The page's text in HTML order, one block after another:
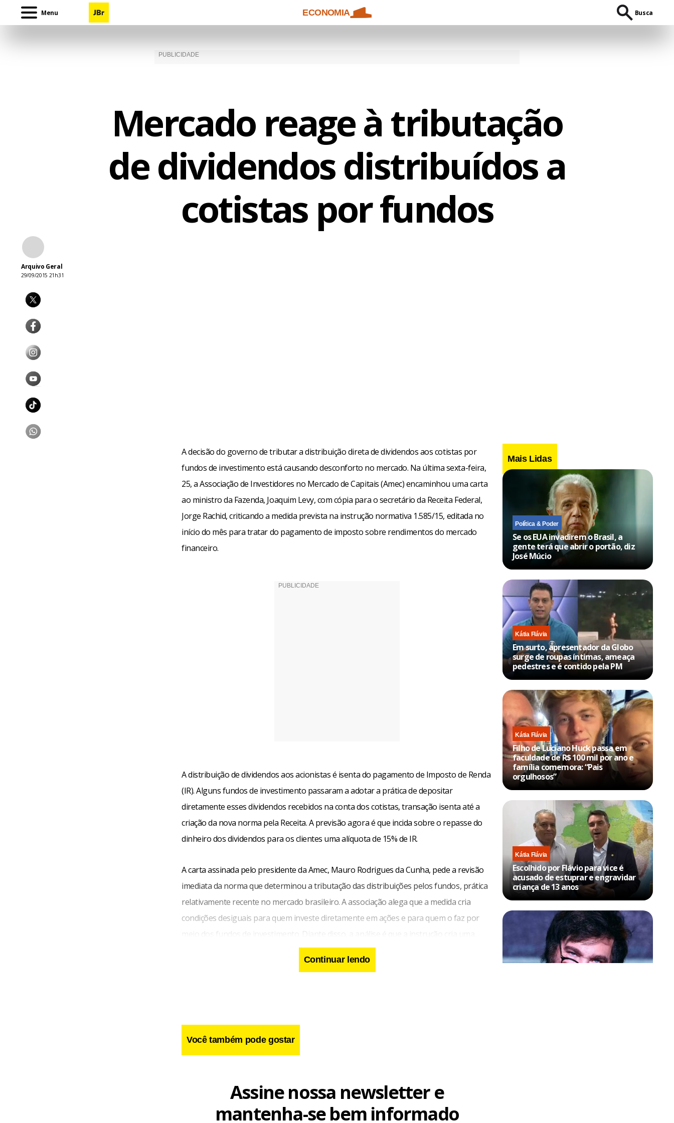
Menu ECONOMIA Busca
Mercado reage à tributação
de dividendos distribuídos a
cotistas por fundos
Arquivo Geral
29/09/2015 21h31
A decisão do governo de tributar a distribuição direta de dividendos aos cotistas por
fundos de investimento está causando desconforto no mercado. Na última sexta-feira,
25, a Associação de Investidores no Mercado de Capitais (Amec) encaminhou uma carta
ao ministro da Fazenda, Joaquim Levy, com cópia para o secretário da Receita Federal,
Jorge Rachid, criticando a medida prevista na instrução normativa 1.585/15, editada no
início do mês para tratar do pagamento de imposto sobre rendimentos do mercado
financeiro.
A distribuição de dividendos aos acionistas é isenta do pagamento de Imposto de Renda
(IR). Alguns fundos de investimento passaram a adotar a prática de depositar
diretamente esses dividendos recebidos na conta dos cotistas, transação isenta até a
criação da nova norma pela Receita. A previsão agora é que incida sobre o repasse do
dinheiro dos dividendos para os clientes uma alíquota de 15% de IR.
A carta assinada pelo presidente da Amec, Mauro Rodrigues da Cunha, pede a revisão
imediata da norma que determinou a tributação das distribuições pelos fundos, prática
relativamente recente no mercado brasileiro. A associação alega que a medida cria
condições desiguais para quem investe diretamente em ações e para quem o faz por
meio dos fundos de investimento. Diante disso, a análise é que a instrução cria uma
desvantagem competitiva para os fundos, em especial os de investimento em ações
(FIAs), multimercado (FIMs) e fundos de investimento em participações (FIPs).
Continuar lendo
Você também pode gostar
Mais Lidas
Política & Poder
Se os EUA invadirem o Brasil, a
gente terá que abrir o portão, diz
José Múcio
Kátia Flávia
Em surto, apresentador da Globo
surge de roupas íntimas, ameaça
pedestres e é contido pela PM
Kátia Flávia
Filho de Luciano Huck passa em
faculdade de R$ 100 mil por ano e
família comemora: “Pais
orgulhosos”
Kátia Flávia
Escolhido por Flávio para vice é
acusado de estuprar e engravidar
criança de 13 anos
Assine nossa newsletter e
mantenha-se bem informado